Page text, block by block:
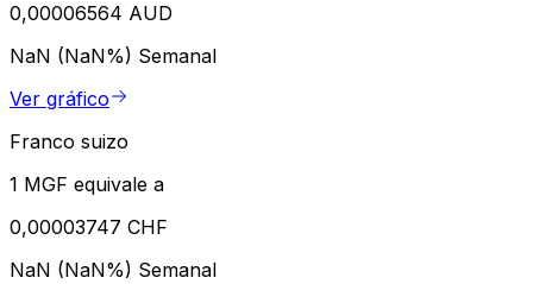
0,00006564 AUD
NaN (NaN%) Semanal
Ver gráfico
Franco suizo
1 MGF equivale a
0,00003747 CHF
NaN (NaN%) Semanal